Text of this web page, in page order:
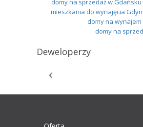
domy na sprzedaż w Gdańsku
mieszkania do wynajęcia
domy na wynajem
domy na
Deweloperzy